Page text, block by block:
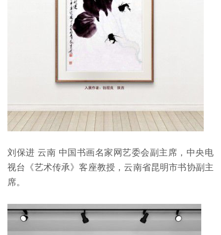
刘保进 云南 中国书画名家网艺委会副主席，中央电
视台《艺术传承》客座教授，云南省昆明市书协副主
席。